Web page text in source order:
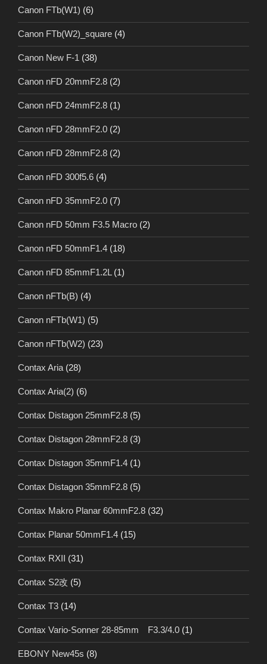
Canon FTb(W1) (6)
Canon FTb(W2)_square (4)
Canon New F-1 (38)
Canon nFD 20mmF2.8 (2)
Canon nFD 24mmF2.8 (1)
Canon nFD 28mmF2.0 (2)
Canon nFD 28mmF2.8 (2)
Canon nFD 300f5.6 (4)
Canon nFD 35mmF2.0 (7)
Canon nFD 50mm F3.5 Macro (2)
Canon nFD 50mmF1.4 (18)
Canon nFD 85mmF1.2L (1)
Canon nFTb(B) (4)
Canon nFTb(W1) (5)
Canon nFTb(W2) (23)
Contax Aria (28)
Contax Aria(2) (6)
Contax Distagon 25mmF2.8 (5)
Contax Distagon 28mmF2.8 (3)
Contax Distagon 35mmF1.4 (1)
Contax Distagon 35mmF2.8 (5)
Contax Makro Planar 60mmF2.8 (32)
Contax Planar 50mmF1.4 (15)
Contax RXII (31)
Contax S2改 (5)
Contax T3 (14)
Contax Vario-Sonner 28-85mm F3.3/4.0 (1)
EBONY New45s (8)